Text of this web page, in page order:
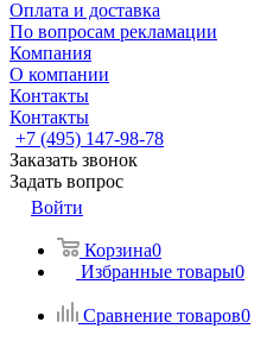
Оплата и доставка
По вопросам рекламации
Компания
О компании
Контакты
Контакты
+7 (495) 147-98-78
Заказать звонок
Задать вопрос
Войти
Корзина0
Избранные товары0
Сравнение товаров0